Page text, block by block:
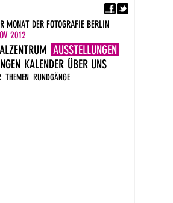
MONAT DER FOTOGRAFIE BERLIN
2012
AUSSTELLUNGEN
THEMEN RUNDGÄNGE
KALENDER ÜBER UNS